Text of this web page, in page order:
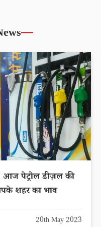
पेट्रोल डीज़ल की
शहर का भाव
20th May 2023